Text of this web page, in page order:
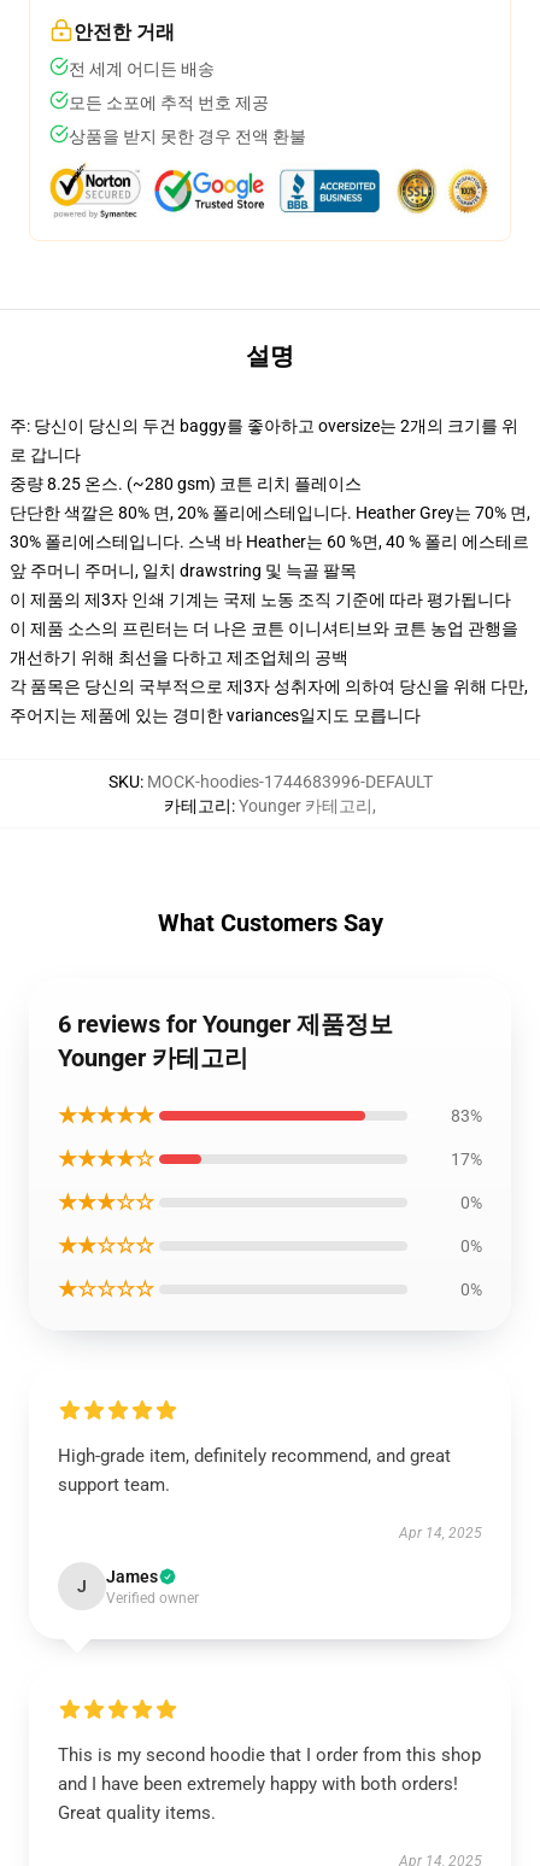
안전한 거래
전 세계 어디든 배송
모든 소포에 추적 번호 제공
상품을 받지 못한 경우 전액 환불
설명
주: 당신이 당신의 두건 baggy를 좋아하고 oversize는 2개의 크기를 위
로 갑니다
중량 8.25 온스. (~280 gsm) 코튼 리치 플레이스
단단한 색깔은 80% 면, 20% 폴리에스테입니다. Heather Grey는 70% 면,
30% 폴리에스테입니다. 스낵 바 Heather는 60 %면, 40 % 폴리 에스테르
앞 주머니 주머니, 일치 drawstring 및 늑골 팔목
이 제품의 제3자 인쇄 기계는 국제 노동 조직 기준에 따라 평가됩니다
이 제품 소스의 프린터는 더 나은 코튼 이니셔티브와 코튼 농업 관행을
개선하기 위해 최선을 다하고 제조업체의 공백
각 품목은 당신의 국부적으로 제3자 성취자에 의하여 당신을 위해 다만,
주어지는 제품에 있는 경미한 variances일지도 모릅니다
SKU: MOCK-hoodies-1744683996-DEFAULT
카테고리:Younger 카테고리,
What Customers Say
6 reviews for Younger 제품정보
Younger 카테고리
★★★★★ 83%
★★★★☆ 17%
★★★☆☆ 0%
★★☆☆☆ 0%
★☆☆☆☆ 0%
High-grade item, definitely recommend, and great
support team.
Apr 14, 2025
J James
Verified owner
This is my second hoodie that I order from this shop
and I have been extremely happy with both orders!
Great quality items.
Apr 14, 2025